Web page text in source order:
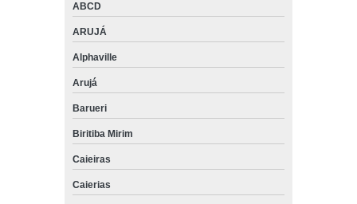
ABCD
ARUJÁ
Alphaville
Arujá
Barueri
Biritiba Mirim
Caieiras
Caierias